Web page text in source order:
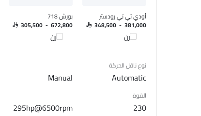
ضوء تحذير منخفض من الوقود
مقعد خلفي قابل للطي
مقاعد قابلة للتعديل
عمود توجيه قابل للتعديل
حاملات الأكواب-أمامية
حامل زجاجة
نظام منع انغلاق المكابح
أودي تي تي رودستر
SAR 348,500 - 381,000
قارن
بورش 718
SAR 305,500 - 672,800
قارن
نوع ناقل الحركة
Automatic
Manual
القوة
230
295hp@6500rpm